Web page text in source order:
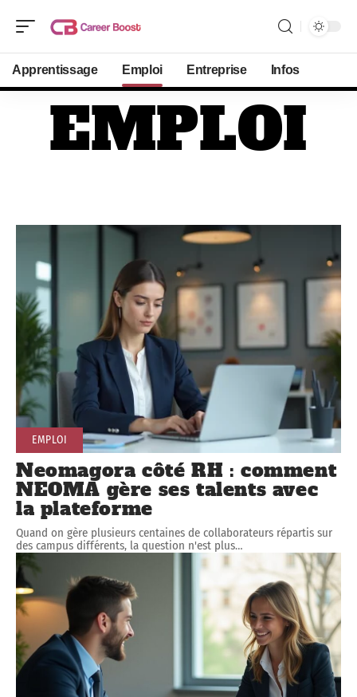
Apprentissage Emploi Entreprise Infos
EMPLOI
EMPLOI
Neomagora côté RH : comment
NEOMA gère ses talents avec
la plateforme
Quand on gère plusieurs centaines de collaborateurs répartis sur
des campus différents, la question n'est plus…